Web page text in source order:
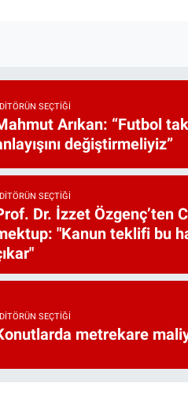
SEÇTIĞI
Arıkan: “Futbol
değiştirmeliyiz”
SEÇTIĞI
Dr. İzzet Özgenç’ten
"Kanun teklifi bu
SEÇTIĞI
metrekare